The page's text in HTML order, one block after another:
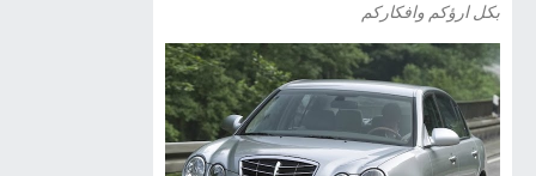
بكل ارؤكم وافكاركم